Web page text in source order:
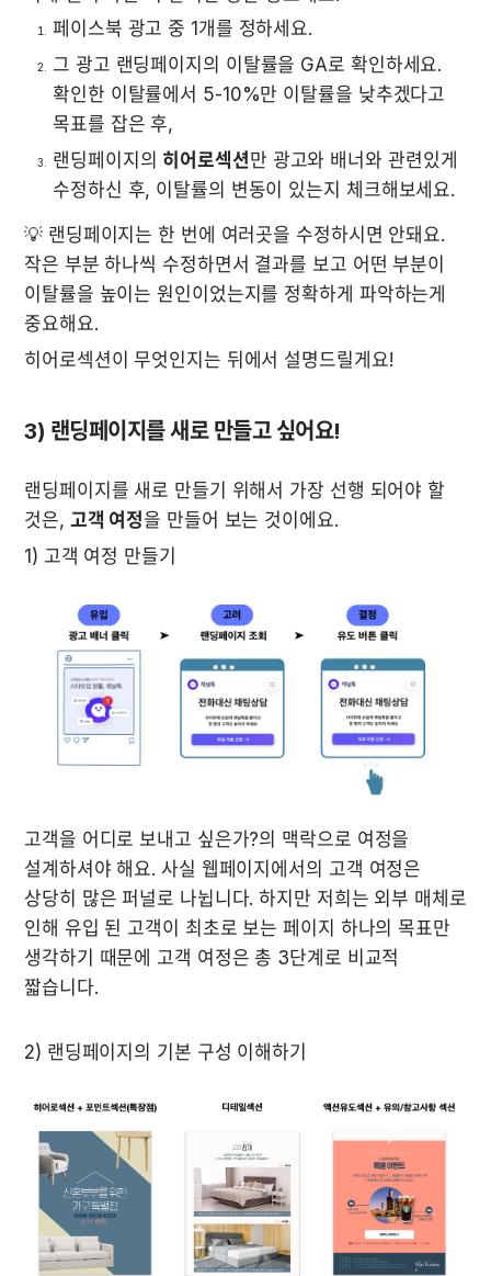
페이스북 광고 중 1개를 정하세요.
그 광고 랜딩페이지의 이탈률을 GA로 확인하세요.
확인한 이탈률에서 5-10%만 이탈률을 낮추겠다고
목표를 잡은 후,
랜딩페이지의 히어로섹션만 광고와 배너와 관련있게
수정하신 후, 이탈률의 변동이 있는지 체크해보세요.
💡 랜딩페이지는 한 번에 여러곳을 수정하시면 안돼요.
작은 부분 하나씩 수정하면서 결과를 보고 어떤 부분이
이탈률을 높이는 원인이었는지를 정확하게 파악하는게
중요해요.
히어로섹션이 무엇인지는 뒤에서 설명드릴게요!
3) 랜딩페이지를 새로 만들고 싶어요!
랜딩페이지를 새로 만들기 위해서 가장 선행 되어야 할
것은, 고객 여정을 만들어 보는 것이에요.
1) 고객 여정 만들기
고객을 어디로 보내고 싶은가?의 맥락으로 여정을
설계하셔야 해요. 사실 웹페이지에서의 고객 여정은
상당히 많은 퍼널로 나뉩니다. 하지만 저희는 외부 매체로
인해 유입 된 고객이 최초로 보는 페이지 하나의 목표만
생각하기 때문에 고객 여정은 총 3단계로 비교적
짧습니다.
2) 랜딩페이지의 기본 구성 이해하기